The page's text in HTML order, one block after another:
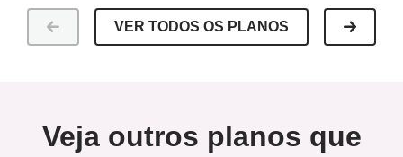
VER TODOS OS PLANOS
Veja outros planos que